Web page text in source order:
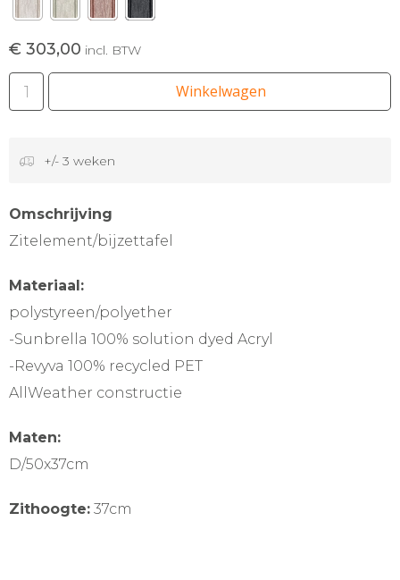
€ 303,00 incl. BTW
Winkelwagen
+/- 3 weken
Omschrijving
Zitelement/bijzettafel
Materiaal:
polystyreen/polyether
-Sunbrella 100% solution dyed Acryl
-Revyva 100% recycled PET
AllWeather constructie
Maten:
D/50x37cm
Zithoogte: 37cm